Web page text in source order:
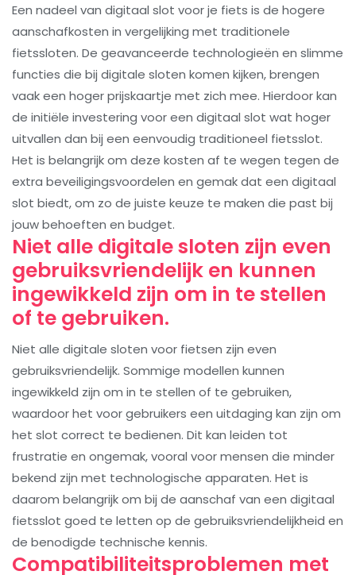
Een nadeel van digitaal slot voor je fiets is de hogere
aanschafkosten in vergelijking met traditionele
fietssloten. De geavanceerde technologieën en slimme
functies die bij digitale sloten komen kijken, brengen
vaak een hoger prijskaartje met zich mee. Hierdoor kan
de initiële investering voor een digitaal slot wat hoger
uitvallen dan bij een eenvoudig traditioneel fietsslot.
Het is belangrijk om deze kosten af te wegen tegen de
extra beveiligingsvoordelen en gemak dat een digitaal
slot biedt, om zo de juiste keuze te maken die past bij
jouw behoeften en budget.
Niet alle digitale sloten zijn even
gebruiksvriendelijk en kunnen
ingewikkeld zijn om in te stellen
of te gebruiken.
Niet alle digitale sloten voor fietsen zijn even
gebruiksvriendelijk. Sommige modellen kunnen
ingewikkeld zijn om in te stellen of te gebruiken,
waardoor het voor gebruikers een uitdaging kan zijn om
het slot correct te bedienen. Dit kan leiden tot
frustratie en ongemak, vooral voor mensen die minder
bekend zijn met technologische apparaten. Het is
daarom belangrijk om bij de aanschaf van een digitaal
fietsslot goed te letten op de gebruiksvriendelijkheid en
de benodigde technische kennis.
Compatibiliteitsproblemen met